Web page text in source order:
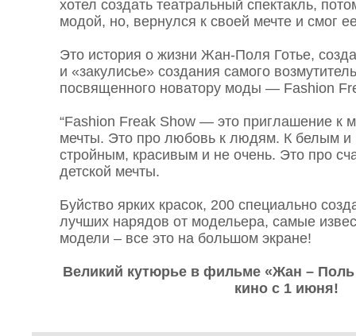
хотел создать театральный спектакль,
модой, но, вернулся к своей мечте и смог
Это история о жизни Жан-Поля Готье,
и «закулисье» создания самого
посвященного новатору моды — Fashion
“Fashion Freak Show — это приглашение к
мечты. Это про любовь к людям. К белым и
стройным, красивым и не очень. Это про
детской мечты.
Буйство ярких красок, 200 специально
лучших нарядов от модельера, самые
модели – все это на большом экране!
Великий кутюрье в фильме «Жан –
кино с 1 июня!